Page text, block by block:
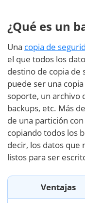
¿Qué es un
Una copia de
el que todos los
destino de copia de
puede ser una
soporte, un archivo
backups, etc. Más
de una partición
copiando todos los
decir, los datos que
listos para ser
Ventajas